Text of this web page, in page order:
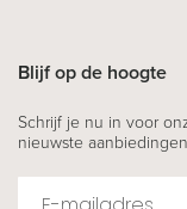
Blijf op de hoogte
Schrijf je nu in voor
nieuwste